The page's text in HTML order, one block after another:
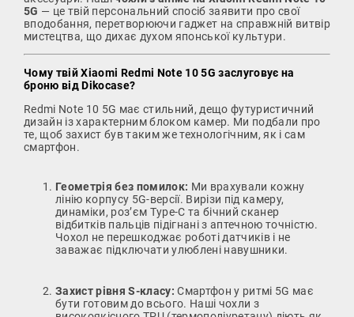
5G — це твій персональний спосіб заявити про свої
вподобання, перетворюючи гаджет на справжній витвір
мистецтва, що дихає духом японської культури.
Чому твій Xiaomi Redmi Note 10 5G заслуговує на
броню від Dikocase?
Redmi Note 10 5G має стильний, дещо футуристичний
дизайн із характерним блоком камер. Ми подбали про
те, щоб захист був таким же технологічним, як і сам
смартфон.
Геометрія без помилок: Ми врахували кожну
лінію корпусу 5G-версії. Вирізи під камеру,
динаміки, роз’єм Type-C та бічний сканер
відбитків пальців підігнані з аптечною точністю.
Чохол не перешкоджає роботі датчиків і не
заважає підключати улюблені навушники.
Захист рівня S-класу: Смартфон у ритмі 5G має
бути готовим до всього. Наші чохли з